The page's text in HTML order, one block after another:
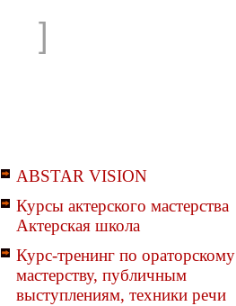
]
ABSTAR VISION
Курсы актерского мастерства
Актерская школа
Курс-тренинг по ораторскому
мастерству, публичным
выступлениям, техники речи